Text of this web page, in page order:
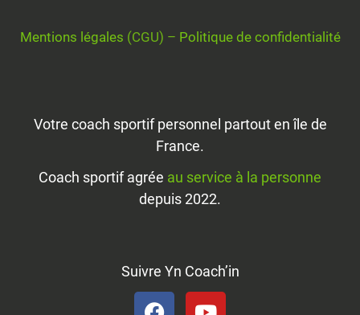
Mentions légales (CGU) – Politique de confidentialité
Votre coach sportif personnel partout en île de
France.
Coach sportif agrée au service à la personne
depuis 2022.
Suivre Yn Coach’in